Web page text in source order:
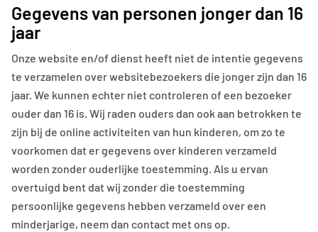
Gegevens van personen jonger dan 16
jaar
Onze website en/of dienst heeft niet de intentie gegevens
te verzamelen over websitebezoekers die jonger zijn dan 16
jaar. We kunnen echter niet controleren of een bezoeker
ouder dan 16 is. Wij raden ouders dan ook aan betrokken te
zijn bij de online activiteiten van hun kinderen, om zo te
voorkomen dat er gegevens over kinderen verzameld
worden zonder ouderlijke toestemming. Als u ervan
overtuigd bent dat wij zonder die toestemming
persoonlijke gegevens hebben verzameld over een
minderjarige, neem dan contact met ons op.